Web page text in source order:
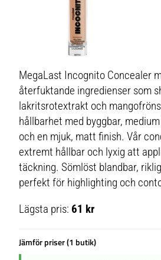
MegaLast Incognito Concealer
återfuktande ingredienser som
lakritsrotextrakt och
hållbarhet med byggbar,
och en mjuk, matt finish. Vår
extremt hållbar och lyxig att
täckning. Sömlöst blandbar,
perfekt för highlighting och
Lägsta pris: 61 kr
Jämför priser (1 butik)